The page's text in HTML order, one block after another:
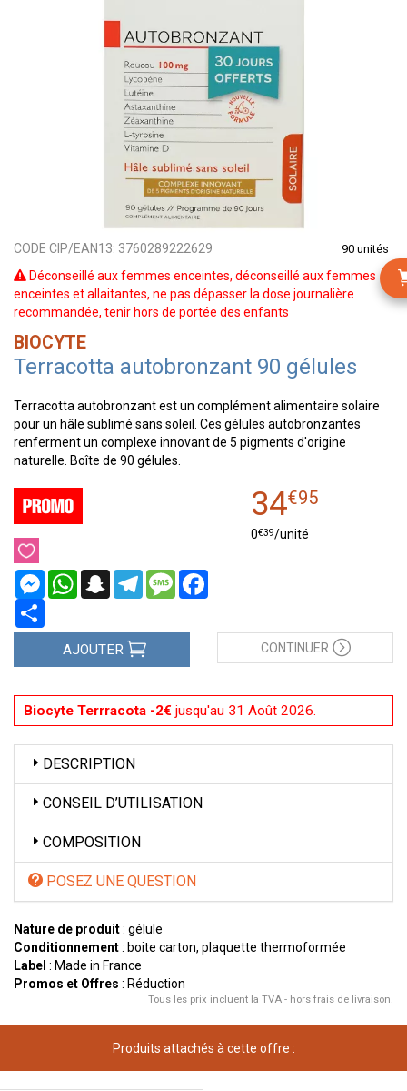
CODE CIP/EAN13: 3760289222629 90 unités
Déconseillé aux femmes enceintes, déconseillé aux femmes
enceintes et allaitantes, ne pas dépasser la dose journalière
recommandée, tenir hors de portée des enfants
BIOCYTE
Terracotta autobronzant 90 gélules
Terracotta autobronzant est un complément alimentaire solaire
pour un hâle sublimé sans soleil. Ces gélules autobronzantes
renferment un complexe innovant de 5 pigments d'origine
naturelle. Boîte de 90 gélules.
MessengerWhatsAppSnapchatTelegramMessage
34€95
0€39/unité
AJOUTER CONTINUER
Biocyte Terrracota -2€ jusqu'au 31 Août 2026.
DESCRIPTION
CONSEIL D’UTILISATION
COMPOSITION
POSEZ UNE QUESTION
Nature de produit: gélule
Conditionnement: boite carton, plaquette thermoformée
Label : Made in France
Promos et Offres : Réduction
Tous les prix incluent la TVA - hors frais de livraison.
Produits attachés à cette offre :